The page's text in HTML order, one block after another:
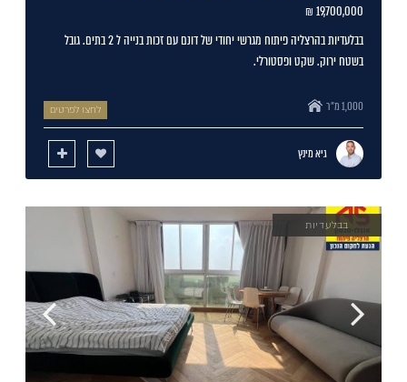
19,700,000 ₪
בבלעדיות בהרצליה פיתוח מגרשי יחודי של דונם עם זכות בנייה ל 2 בתים. גובל
בשטח ירוק. שקט ופסטורלי.
1,000 מ"ר לחצו לפרטים
גיא מינץ
בבלעדיות